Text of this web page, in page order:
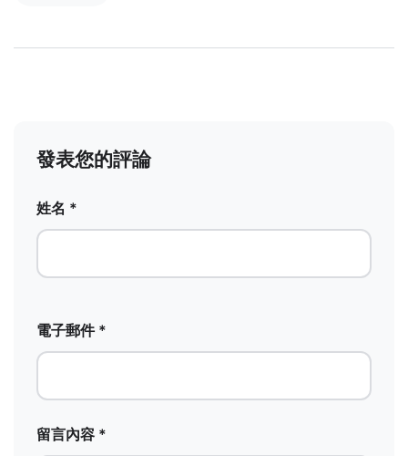
發表您的評論
姓名 *
電子郵件 *
留言內容 *